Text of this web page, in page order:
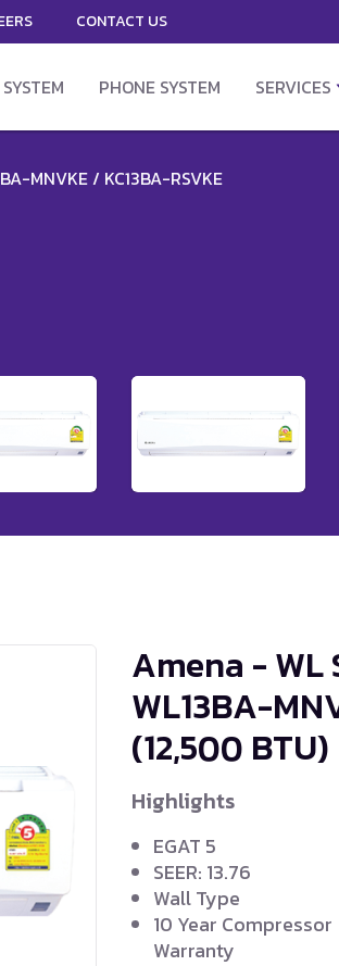
CONTACT US
PHONE SYSTEM SERVICES
MNVKE / KC13BA-RSVKE
Amena - WL
WL13BA-
(12,500 BTU)
Highlights
EGAT 5
SEER: 13.76
Wall Type
10 Year Compressor
Warranty